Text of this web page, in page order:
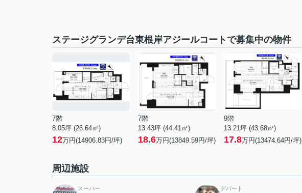
ステージグランデ台東根岸アジールコートで募集中の物件
7階
8.05坪 (26.64㎡)
12万円(14906.83円/坪)
7階
13.43坪 (44.41㎡)
18.6万円(13849.59円/坪)
9階
13.21坪 (43.68㎡)
17.8万円(13474.64円/坪)
周辺施設
スーパー デパート